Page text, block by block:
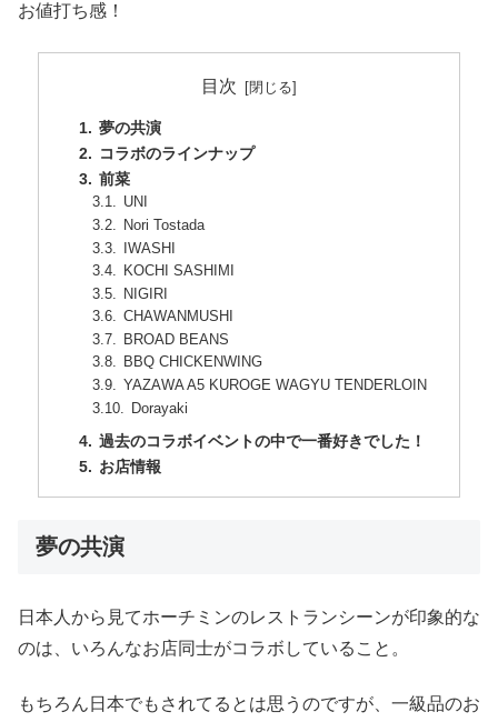
お値打ち感！
目次
夢の共演
コラボのラインナップ
前菜
UNI
Nori Tostada
IWASHI
KOCHI SASHIMI
NIGIRI
CHAWANMUSHI
BROAD BEANS
BBQ CHICKENWING
YAZAWA A5 KUROGE WAGYU TENDERLOIN
Dorayaki
過去のコラボイベントの中で一番好きでした！
お店情報
夢の共演
日本人から見てホーチミンのレストランシーンが印象的な
のは、いろんなお店同士がコラボしていること。
もちろん日本でもされてるとは思うのですが、一級品のお